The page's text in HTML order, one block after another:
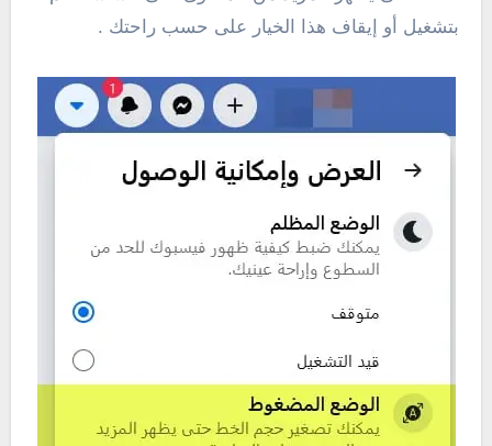
بتشغيل أو إيقاف هذا الخيار على حسب راحتك .